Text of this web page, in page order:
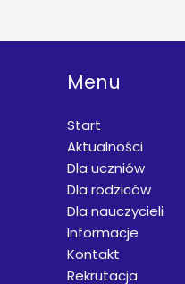
Menu
Start
Aktualności
Dla uczniów
Dla rodziców
Dla nauczycieli
Informacje
Kontakt
Rekrutacja